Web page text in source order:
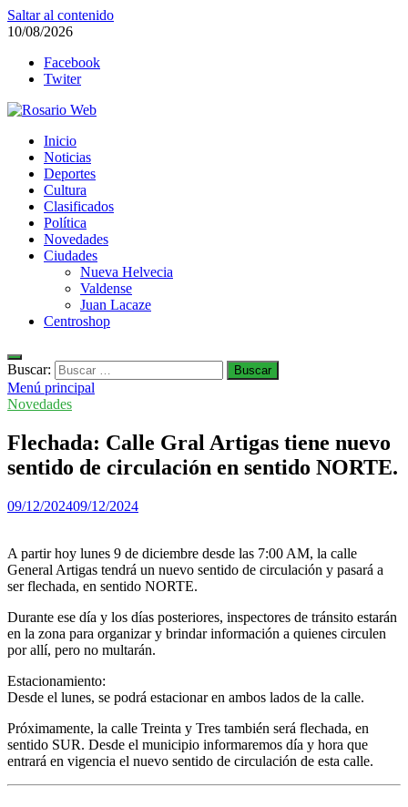
Saltar al contenido
10/08/2026
Facebook
Twiter
Rosario Web
Todas la noticias de Rosario y la zona
Inicio
Noticias
Deportes
Cultura
Clasificados
Política
Novedades
Ciudades
Nueva Helvecia
Valdense
Juan Lacaze
Centroshop
Buscar:
Menú principal
Novedades
Flechada: Calle Gral Artigas tiene nuevo
sentido de circulación en sentido NORTE.
09/12/202409/12/2024
A partir hoy lunes 9 de diciembre desde las 7:00 AM, la calle
General Artigas tendrá un nuevo sentido de circulación y pasará a
ser flechada, en sentido NORTE.
Durante ese día y los días posteriores, inspectores de tránsito estarán
en la zona para organizar y brindar información a quienes circulen
por allí, pero no multarán.
Estacionamiento:
Desde el lunes, se podrá estacionar en ambos lados de la calle.
Próximamente, la calle Treinta y Tres también será flechada, en
sentido SUR. Desde el municipio informaremos día y hora que
entrará en vigencia el nuevo sentido de circulación de esta calle.